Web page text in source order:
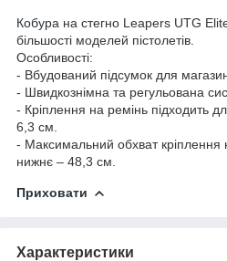
Кобура на стегно Leapers UTG
більшості моделей пістолетів.
Особливості:
- Вбудований підсумок для
- Швидкознімна та регульована
- Кріплення на ремінь підходить
6,3 см.
- Максимальний обхват кріплення
нижнє – 48,3 см.
Приховати
Характеристики